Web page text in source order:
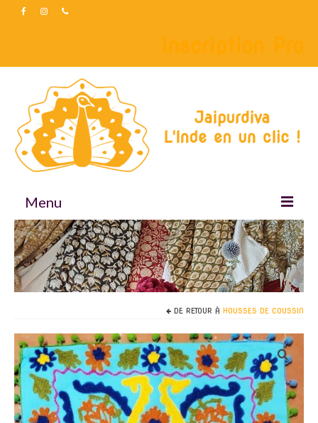
Inscription Pro
Menu
Accueil
Boutique
Etoles, foulards, paréos, carrés
Pièces uniques
Textile maison
DE RETOUR À HOUSSES DE COUSSIN